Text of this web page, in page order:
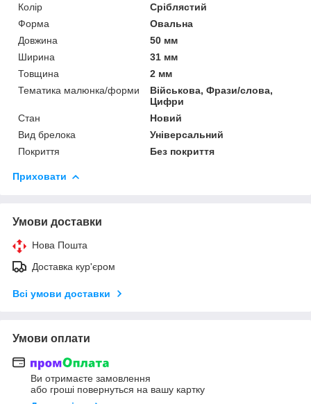
Колір
Сріблястий
Форма
Овальна
Довжина
50 мм
Ширина
31 мм
Товщина
2 мм
Тематика малюнка/форми
Військова, Фрази/слова,
Цифри
Стан
Новий
Вид брелока
Універсальний
Покриття
Без покриття
Приховати
Умови доставки
Нова Пошта
Доставка кур'єром
Всі умови доставки
Умови оплати
Ви отримаєте замовлення
або гроші повернуться на вашу картку